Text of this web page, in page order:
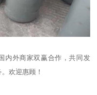
内外商家双赢合作，共同发
欢迎惠顾！